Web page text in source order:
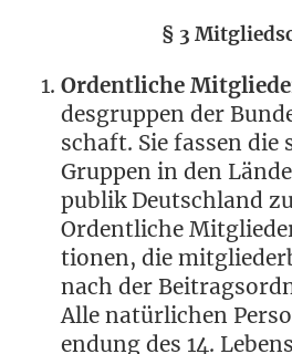
§ 3
Ordent­li­che
des­grup­pen der
schaft. Sie fas­sen die
Grup­pen in den
pu­blik Deutsch­land
Ordent­li­che
tio­nen, die
nach der
Alle natür­li­chen
endung des 14.